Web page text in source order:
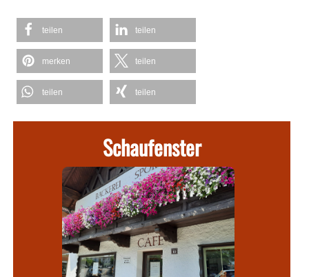
teilen teilen
merken teilen
teilen teilen
Schaufenster